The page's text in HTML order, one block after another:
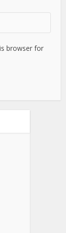
browser for